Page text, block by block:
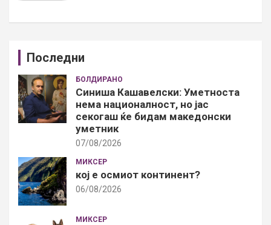
Последни
БОЛДИРАНО
Синиша Кашавелски: Уметноста
нема националност, но јас
секогаш ќе бидам македонски
уметник
07/08/2026
МИКСЕР
кој е осмиот континент?
06/08/2026
МИКСЕР